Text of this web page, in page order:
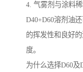
4. 气雾剂与涂料
D40+D60溶剂油
的挥发性和良好
度。
为什么选择D60及